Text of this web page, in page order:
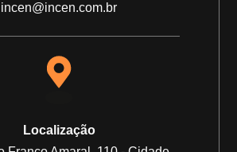
incen@incen.com.br
Localização